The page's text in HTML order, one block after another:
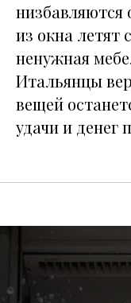
из окна летят
ненужная
Итальянцы
вещей
удачи и денег